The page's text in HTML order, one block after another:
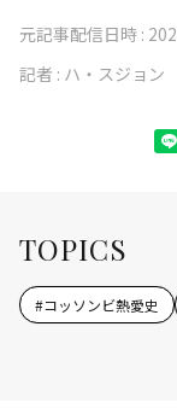
元記事配信日時 :
記者 : ハ・スジョン
TOPICS
#コッソンビ熱愛史